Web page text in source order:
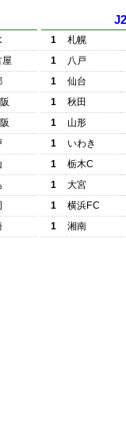
屋
1
札幌
1
八戸
1
仙台
1
秋田
1
山形
1
いわき
1
栃木C
1
大宮
1
横浜FC
1
湘南